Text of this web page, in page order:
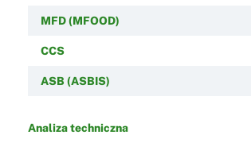
MFD (MFOOD)
CCS
ASB (ASBIS)
Analiza techniczna